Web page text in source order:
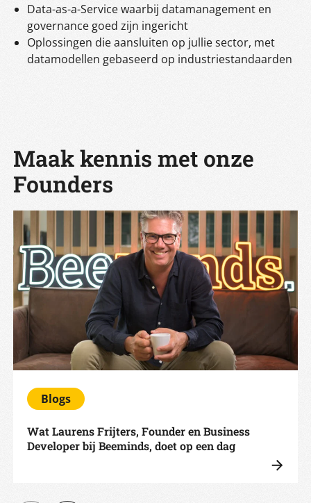
Data-as-a-Service waarbij datamanagement en
governance goed zijn ingericht
Oplossingen die aansluiten op jullie sector, met
datamodellen gebaseerd op industriestandaarden
Maak kennis met onze
Founders
Blogs
Wat Laurens Frijters, Founder en Business
Developer bij Beeminds, doet op een dag